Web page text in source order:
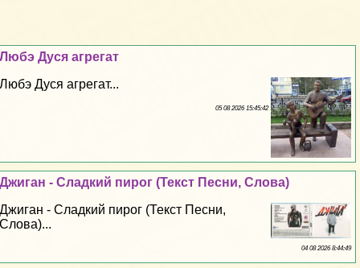
Любэ Дуся агрегат
Любэ Дуся агрегат...
05 08 2026 15:45:42
Джиган - Сладкий пирог (Текст Песни, Слова)
Джиган - Сладкий пирог (Текст Песни,
Слова)...
04 08 2026 8:44:49